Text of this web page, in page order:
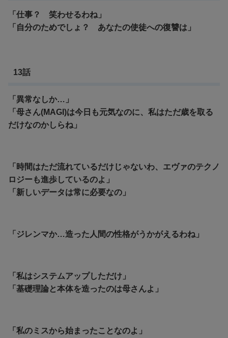
「仕事？ 笑わせるわね」
「自分のためでしょ？ あなたの使徒への復讐は」
13話
「異常なしか…」
「母さん(MAGI)は今日も元気なのに、私はただ歳を取る
だけなのかしらね」
「時間はただ流れているだけじゃないわ、エヴァのテクノ
ロジーも進歩しているのよ」
「新しいデータは常に必要なの」
「ジレンマか…造った人間の性格がうかがえるわね」
「私はシステムアップしただけ」
「基礎理論と本体を造ったのは母さんよ」
「私のミスから始まったことなのよ」